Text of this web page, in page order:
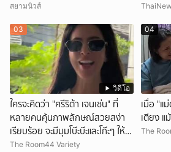
สยามนิวส์
วิดีโอ
03
ใครจะคิดว่า "ศรีริต้า เจนเซ่น" ที่
หลายคนคุ้นภาพลักษณ์สวยสง่า
เรียบร้อย จะมีมุมโบ๊ะบ๊ะและโก๊ะๆ ให้ได้
อมยิ้มเหมือนกัน งานนี้ทำเอาแฟนๆ
The Room44 Variety
04
เมื่อ "แ
เตียง
The